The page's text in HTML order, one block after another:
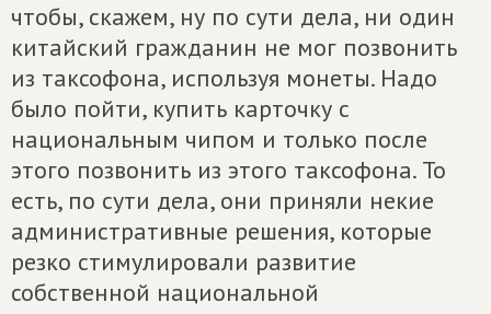
чтобы, скажем, ну по сути дела, ни один
китайский гражданин не мог позвонить
из таксофона, используя монеты. Надо
было пойти, купить карточку с
национальным чипом и только после
этого позвонить из этого таксофона. То
есть, по сути дела, они приняли некие
административные решения, которые
резко стимулировали развитие
собственной национальной